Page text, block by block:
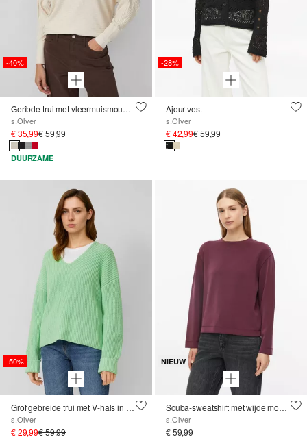
-40%
Geribde trui met vleermuismouwen
s.Oliver
€ 35,99€ 59,99
DUURZAME
-28%
Ajour vest
s.Oliver
€ 42,99€ 59,99
-50%
Grof gebreide trui met V-hals in een ontspannen pasvorm
s.Oliver
€ 29,99€ 59,99
NIEUW
Scuba-sweatshirt met wijde mouwen
s.Oliver
€ 59,99